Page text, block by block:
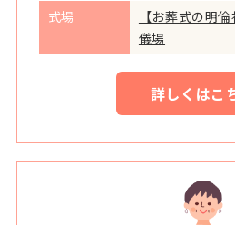
式場
【お葬式の明
儀場
詳しくはこ